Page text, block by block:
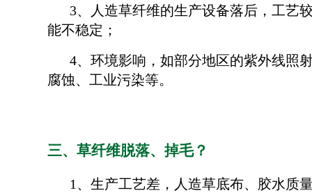
3、人造草纤维的生产设备落后，工艺
能不稳定；
4、环境影响，如部分地区的紫外线照
腐蚀、工业污染等。
三、草纤维脱落、掉毛？
1、生产工艺差，人造草底布、胶水质